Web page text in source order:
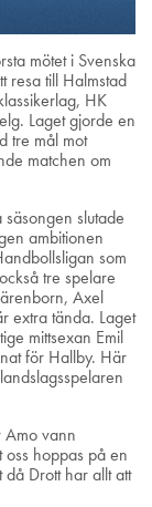
mötet i Svenska
resa till Halmstad
HK
Laget gjorde en
tre mål mot
matchen om
slutade
ambitionen
som
tre spelare
Axel
extra tända. Laget
mittsexan Emil
för Hallby. Här
vann
hoppas på en
Drott har allt att